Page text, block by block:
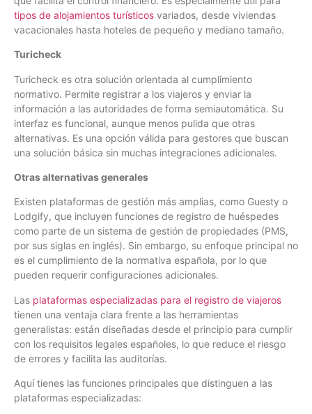
tipos de alojamientos turísticos variados, desde viviendas
vacacionales hasta hoteles de pequeño y mediano tamaño.
Turicheck
Turicheck es otra solución orientada al cumplimiento
normativo. Permite registrar a los viajeros y enviar la
información a las autoridades de forma semiautomática. Su
interfaz es funcional, aunque menos pulida que otras
alternativas. Es una opción válida para gestores que buscan
una solución básica sin muchas integraciones adicionales.
Otras alternativas generales
Existen plataformas de gestión más amplias, como Guesty o
Lodgify, que incluyen funciones de registro de huéspedes
como parte de un sistema de gestión de propiedades (PMS,
por sus siglas en inglés). Sin embargo, su enfoque principal no
es el cumplimiento de la normativa española, por lo que
pueden requerir configuraciones adicionales.
Las plataformas especializadas para el registro de viajeros
tienen una ventaja clara frente a las herramientas
generalistas: están diseñadas desde el principio para cumplir
con los requisitos legales españoles, lo que reduce el riesgo
de errores y facilita las auditorías.
Aquí tienes las funciones principales que distinguen a las
plataformas especializadas: